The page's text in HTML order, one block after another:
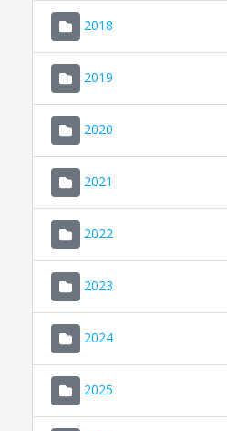
2018
2019
2020
2021
2022
2023
2024
2025